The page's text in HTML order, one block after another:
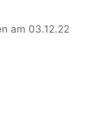
am 03.12.22